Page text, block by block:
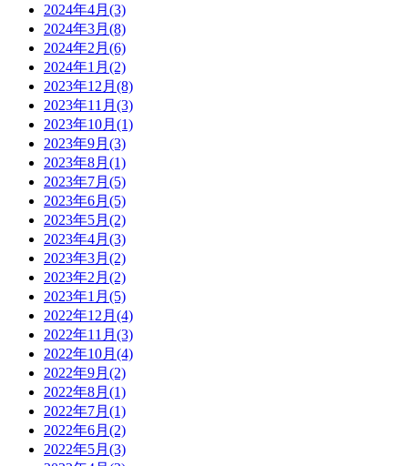
2024年4月(3)
2024年3月(8)
2024年2月(6)
2024年1月(2)
2023年12月(8)
2023年11月(3)
2023年10月(1)
2023年9月(3)
2023年8月(1)
2023年7月(5)
2023年6月(5)
2023年5月(2)
2023年4月(3)
2023年3月(2)
2023年2月(2)
2023年1月(5)
2022年12月(4)
2022年11月(3)
2022年10月(4)
2022年9月(2)
2022年8月(1)
2022年7月(1)
2022年6月(2)
2022年5月(3)